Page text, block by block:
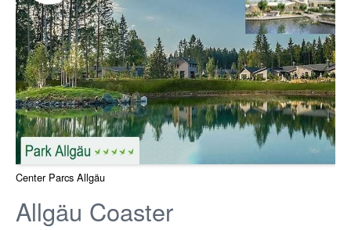
Center Parcs Allgäu
Allgäu Coaster